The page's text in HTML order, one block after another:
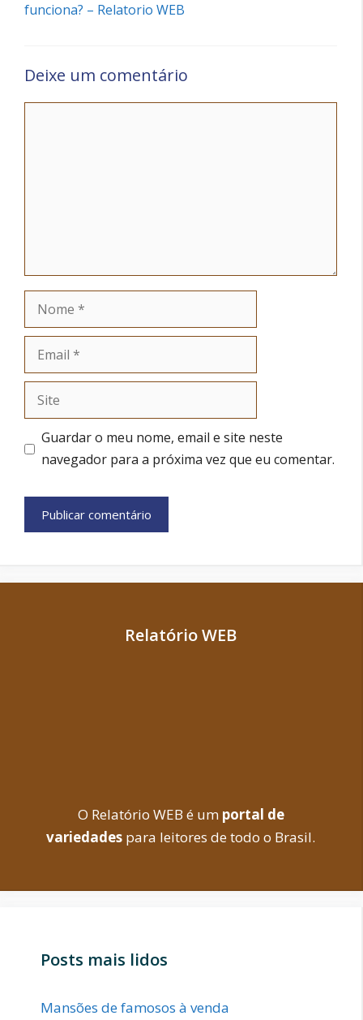
funciona? – Relatorio WEB
Deixe um comentário
Nome
Email
Site
Guardar o meu nome, email e site neste
navegador para a próxima vez que eu comentar.
Relatório WEB
O Relatório WEB é um portal de
variedades para leitores de todo o Brasil.
Posts mais lidos
Mansões de famosos à venda